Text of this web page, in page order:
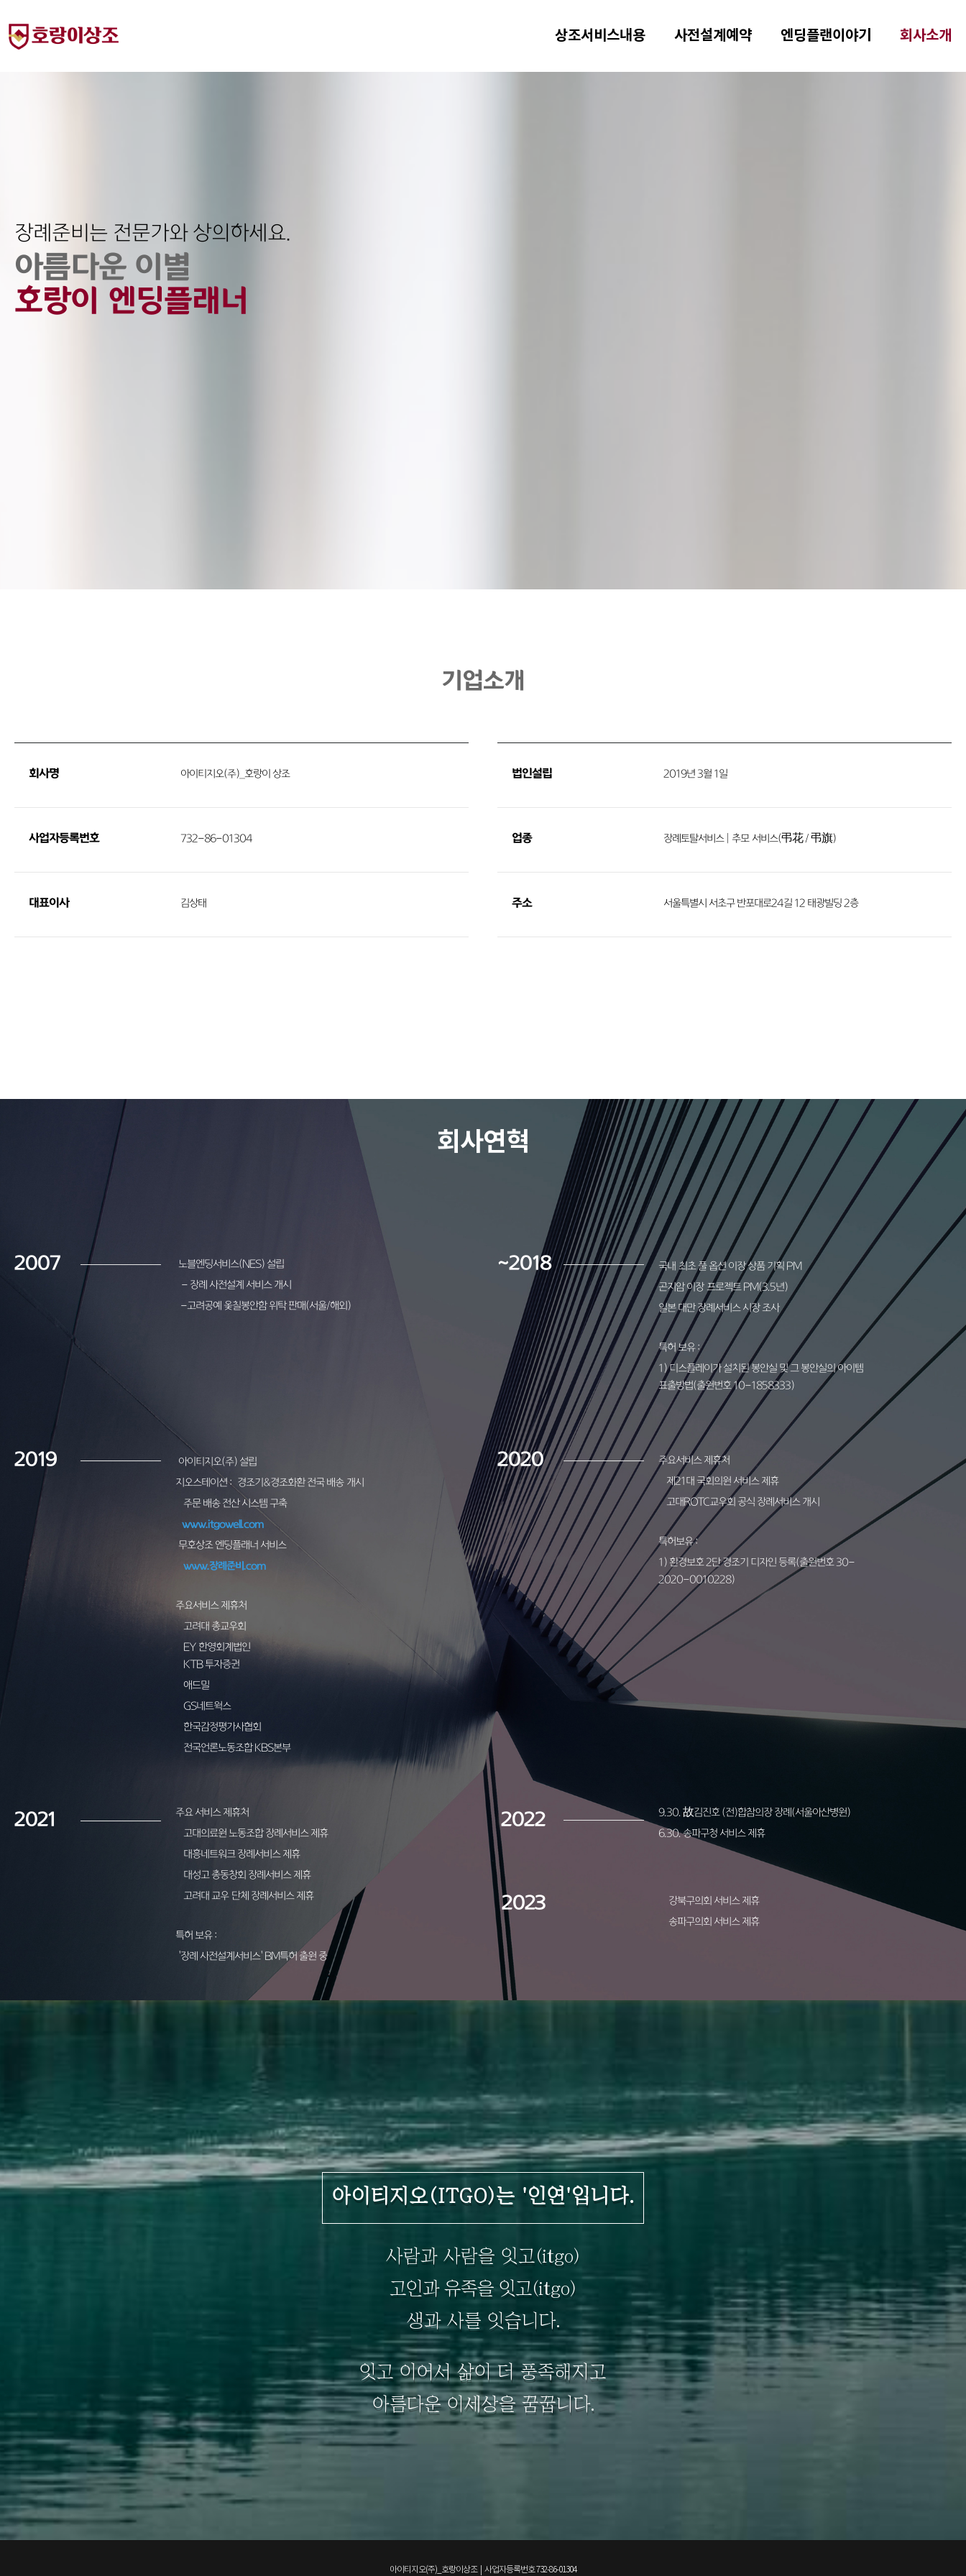
상조서비스내용 사전설계예약 엔딩플랜이야기 회사소개
장례준비는 전문가와 상의하세요.
아름다운 이별
호랑이 엔딩플래너
기업소개
회사명 아이티지오(주)_호랑이 상조
사업자등록번호 732-86-01304
대표이사 김상태
법인설립 2019년 3월 1일
업종 장례토탈서비스 | 추모서비스(弔花 / 弔旗)
주소 서울특별시 서초구 반포대로24길 12 태광빌딩 2층
회사연혁
2007
노블엔딩서비스(NES) 설립
- 장례 사전설계 서비스 개시
-고려공예 옻칠봉안함 위탁 판매(서울/해외)
~2018
국내 최초 풀 옵션 이장 상품 기획 PM
곤지암 이장 프로젝트 PM(3.5년)
일본 대만 장례서비스 시장 조사
특허 보유 :
1) 디스플레이가 설치된 봉안실 및 그 봉안실의 아이템
표출방법(출원번호 10-1858333)
2019
아이티지오(주) 설립
지오스테이션 : 경조기&경조화환 전국 배송 개시
주문 배송 전산 시스템 구축
www.itgowell.com
무호상조 엔딩플래너 서비스
www.장례준비.com
주요서비스 제휴처
고려대 총교우회
EY 한영회계법인
KTB 투자증권
애드밀
GS네트웍스
한국감정평가사협회
전국언론노동조합 KBS본부
2020
주요서비스 제휴처
제21대 국회의원 서비스 제휴
고대ROTC교우회 공식 장례서비스 개시
특허보유 :
1) 환경보호 2단 경조기 디자인 등록(출원번호 30-
2020-0010228)
2021
주요 서비스 제휴처
고대의료원 노동조합 장례서비스 제휴
대흥네트워크 장례서비스 제휴
대성고 총동창회 장례서비스 제휴
고려대 교우 단체 장례서비스 제휴
특허 보유 :
'장례 사전설계서비스' BM특허 출원 중
2022
2023
9.30. 故김진호 (전)합참의장 장례(서울아산병원)
6.30. 송파구청 서비스 제휴
강북구의회 서비스 제휴
송파구의회 서비스 제휴
아이티지오(ITGO)는 '인연'입니다.
사람과 사람을 잇고(itgo)
고인과 유족을 잇고 (itgo)
생과 사를 잇습니다.
잇고 이어서 삶이 더 풍족해지고
아름다운 이세상을 꿈꿉니다.
아이티지오(주)_호랑이상조 | 사업자등록번호 732-86-01304